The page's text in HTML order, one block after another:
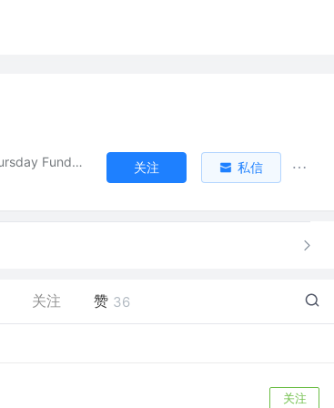
Crazy Thursday Funds LTD 关注 私信
关注 赞 36
关注